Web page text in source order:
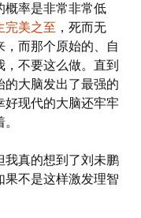
概率是非常非常低
完美之至 ，死而无
而那个原始的、自
不要这么做。直到
的大脑发出了最强的
好现代的大脑还牢牢
我真的想到了刘未鹏
果不是这样激发理智